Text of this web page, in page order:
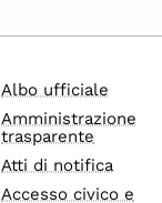
Albo ufficiale
Amministrazione
trasparente
Atti di notifica
Accesso civico e